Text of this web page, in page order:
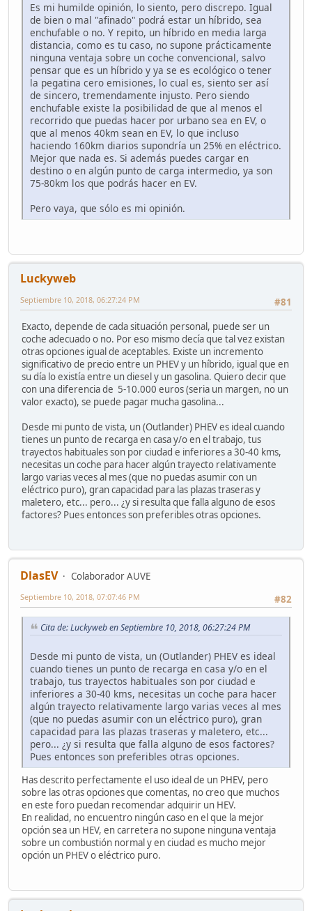
Es mi humilde opinión, lo siento, pero discrepo. Igual
de bien o mal "afinado" podrá estar un híbrido, sea
enchufable o no. Y repito, un híbrido en media larga
distancia, como es tu caso, no supone prácticamente
ninguna ventaja sobre un coche convencional, salvo
pensar que es un híbrido y ya se es ecológico o tener
la pegatina cero emisiones, lo cual es, siento ser así
de sincero, tremendamente injusto. Pero siendo
enchufable existe la posibilidad de que al menos el
recorrido que puedas hacer por urbano sea en EV, o
que al menos 40km sean en EV, lo que incluso
haciendo 160km diarios supondría un 25% en eléctrico.
Mejor que nada es. Si además puedes cargar en
destino o en algún punto de carga intermedio, ya son
75-80km los que podrás hacer en EV.
Pero vaya, que sólo es mi opinión.
Luckyweb
#81
Septiembre 10, 2018, 06:27:24 PM
Exacto, depende de cada situación personal, puede ser un
coche adecuado o no. Por eso mismo decía que tal vez existan
otras opciones igual de aceptables. Existe un incremento
significativo de precio entre un PHEV y un híbrido, igual que en
su día lo existía entre un diesel y un gasolina. Quiero decir que
con una diferencia de 5-10.000 euros (seria un margen, no un
valor exacto), se puede pagar mucha gasolina...
Desde mi punto de vista, un (Outlander) PHEV es ideal cuando
tienes un punto de recarga en casa y/o en el trabajo, tus
trayectos habituales son por ciudad e inferiores a 30-40 kms,
necesitas un coche para hacer algún trayecto relativamente
largo varias veces al mes (que no puedas asumir con un
eléctrico puro), gran capacidad para las plazas traseras y
maletero, etc... pero... ¿y si resulta que falla alguno de esos
factores? Pues entonces son preferibles otras opciones.
DlasEV
Colaborador AUVE
#82
Septiembre 10, 2018, 07:07:46 PM
Cita de: Luckyweb en Septiembre 10, 2018, 06:27:24 PM
Desde mi punto de vista, un (Outlander) PHEV es ideal
cuando tienes un punto de recarga en casa y/o en el
trabajo, tus trayectos habituales son por ciudad e
inferiores a 30-40 kms, necesitas un coche para hacer
algún trayecto relativamente largo varias veces al mes
(que no puedas asumir con un eléctrico puro), gran
capacidad para las plazas traseras y maletero, etc...
pero... ¿y si resulta que falla alguno de esos factores?
Pues entonces son preferibles otras opciones.
Has descrito perfectamente el uso ideal de un PHEV, pero
sobre las otras opciones que comentas, no creo que muchos
en este foro puedan recomendar adquirir un HEV.
En realidad, no encuentro ningún caso en el que la mejor
opción sea un HEV, en carretera no supone ninguna ventaja
sobre un combustión normal y en ciudad es mucho mejor
opción un PHEV o eléctrico puro.